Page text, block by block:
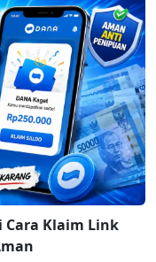
Cara Klaim Link